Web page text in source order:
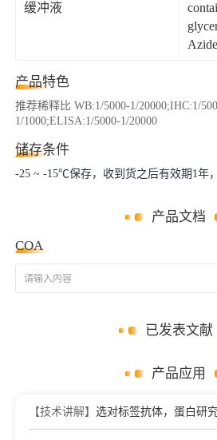
缓冲液
Azide
产品特色
推荐稀释比 WB:1/5000-1/20000;IHC:1/
1/1000;ELISA:1/5000-1/20000
储存条件
-25 ~ -15℃保存，收到货之后有效期1年
产品文档
COA
请输入内容
已发表文献
产品应用
【技术讲解】 选对标签抗体，蛋白研究